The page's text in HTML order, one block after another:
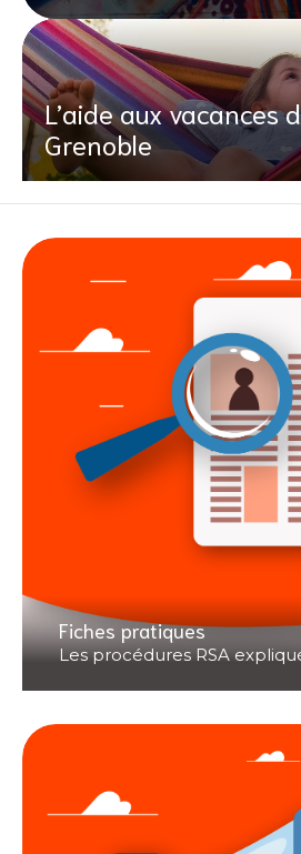
L’aide aux vacances
Grenoble
Fiches pratiques
Les procédures RSA